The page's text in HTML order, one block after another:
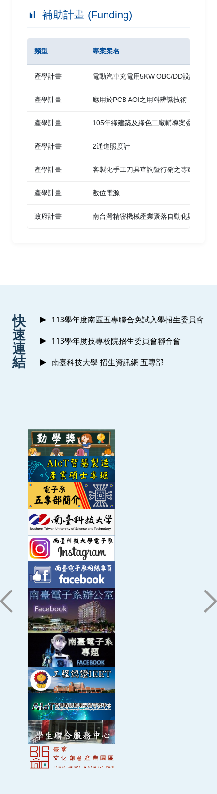
應用於高功率順向式壓降轉換器之迴路補償器
薛雲太、鄒博生 | 2017 | 2017電子,信號,與通訊創
新科技研討會 高雄
應用於高功率順向式壓降轉換器之迴路補償器
學與教育研討會 新北
Android藍芽遙控及影像定位四軸直升機
胡懷文、
| 2016 | 2016第六屆網路智能與
薛雲太 、朱正玨 | 2014 | 第九屆智慧生活科技研
戶外照護與防走失系統
薛雲太、張冠程 | 2013 | 第八屆智慧生活科技研
討會(ILT 2013) 台中
使用電流模式實作快速數位加法器
薛雲太、張冠程 | 2013 | 第十一屆微電子技術發
展與應用研討會 高雄
可雲端控制之智慧家庭及社群網路之系統設計
薛雲太、田子坤、詹凱強 | 2013 | 第十一屆微電
子技術發展與應用研討會 高雄
使用Android 手機實現手勢辨識
薛雲太、許育豪 | 2013 | 第十一屆微電子技術發
展與應用研討會 高雄
一種3階的三角積分調變數位/類比轉換器之設
計及其語音訊號之應用
薛雲太、李思賢 | 2013 | 第十一屆微電子技術發
展與應用研討會 高雄
移植 U-Boot 製作多功能 Boot Loader
薛雲太、馬睿峰 | 2012 | 第六屆優質家庭生活科
技關鍵技術研討會UHC2012 台南
ZigBee家庭網路應用
📊 補助計畫 (Funding)
類型 專案案名
產學計畫 電動汽車充電用5KW OBC/DD設計
產學計畫 應用於PCB AOI之用料辨識技術
產學計畫 105年綠建築及綠色工廠輔導案委託專業
產學計畫 2通道照度計
產學計畫 客製化手工刀具查詢暨行銷之專家系統建
產學計畫 數位電源
政府計畫 南台灣精密機械產業聚落自動化與資通技
快
速
連
結
113學年度南區五專聯合免試入學招生委員會
113學年度技專校院招生委員會聯合會
南臺科技大學 招生資訊網 五專部